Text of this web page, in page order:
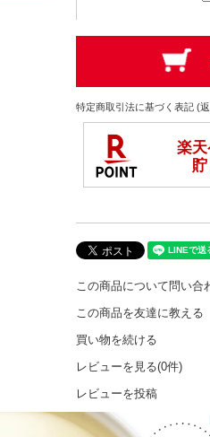
特定商取引法に基づく表記 (
この商品について問い合
この商品を友達に教える
買い物を続ける
レビューを見る(0件)
レビューを投稿